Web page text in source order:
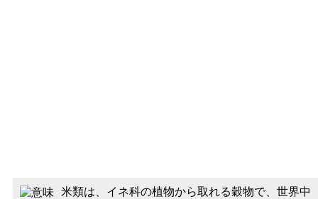
米類は、イネ科の植物から取れる穀物で、世界中